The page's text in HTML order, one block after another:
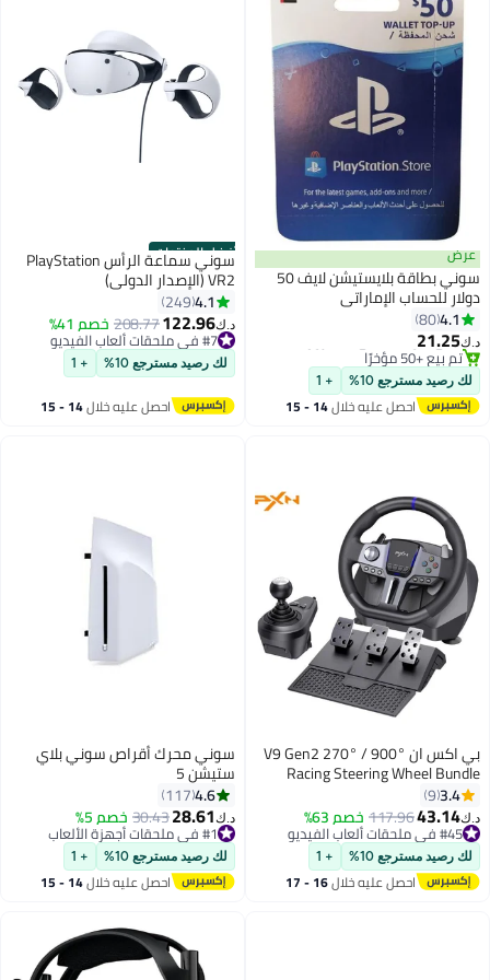
عرض
سوني بطاقة بلايستيشن لايف 50
دولار للحساب الإماراتي
4.1
80
د.ك‏21.25
#1 في بطاقات شحن رقمية
أقل سعر في 30 يوم
باقي 3 وحدات في المخزون
تم بيع +50 مؤخرًا
#1 في بطاقات شحن رقمية
لك رصيد مسترجع 10% + 1
احصل عليه خلال 14 - 15
أفضل المنتجات سوني سماعة الرأس PlayStation
VR2 (الإصدار الدولي)
4.1
249
د.ك‏122.96
208.77خصم 41% #7 في ملحقات ألعاب الفيديو
بتخلّص بسرعة
تم بيع +40 مؤخرًا
#7 في ملحقات ألعاب الفيديو
لك رصيد مسترجع 10% + 1
احصل عليه خلال 14 - 15
بي اكس ان V9 Gen2 270° / 900°
Racing Steering Wheel Bundle
with 3-Pedals & 6+R Shifter –
Dual Motor Vibration, Hall Effect
Pedals, RGB Lights – Multi-
Platform for PC, Xbox Series X/S,
PS4, PS3, Switch – Magnetic
Encoder & Adjustable Clamps
3.4
9
د.ك‏43.14
117.96خصم 63% #45 في ملحقات ألعاب الفيديو
أقل سعر في 30 يوم
تم بيع +10 مؤخرًا
#45 في ملحقات ألعاب الفيديو
لك رصيد مسترجع 10% + 1
احصل عليه خلال 16 - 17
سوني محرك أقراص سوني بلاي
ستيشن 5
4.6
117
د.ك‏28.61
30.43خصم 5% #1 في ملحقات أجهزة الألعاب
بتخلّص بسرعة
تم بيع +60 مؤخرًا
#1 في ملحقات أجهزة الألعاب
لك رصيد مسترجع 10% + 1
احصل عليه خلال 14 - 15